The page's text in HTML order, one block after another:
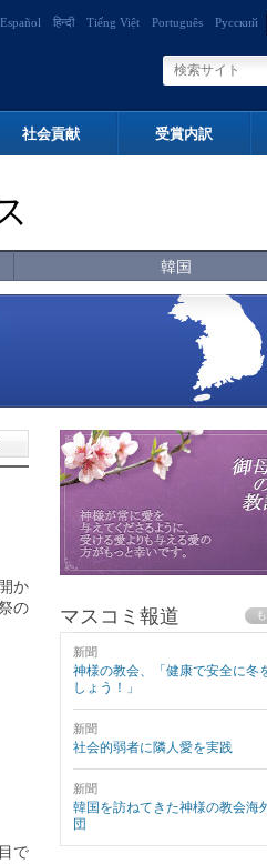
Español हिन्दी Tiếng Việt Português Русский
社会貢献 受賞内訳
韓国
か
の
で
マスコミ報道
新聞
神様の教会、「健康で安全に冬
しょう！」
新聞
社会的弱者に隣人愛を実践
新聞
韓国を訪ねてきた神様の教会海
団